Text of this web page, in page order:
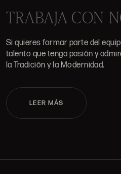
TRABAJA CON
Si quieres formar parte del
talento que tenga pasión y
la Tradición y la Modernidad.
LEER MÁS